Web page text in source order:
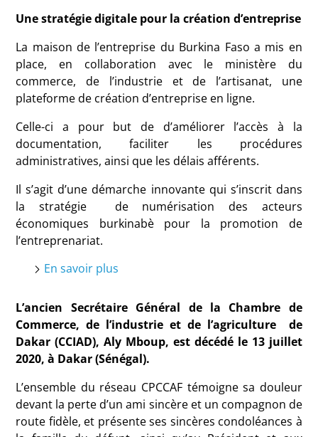
Une stratégie digitale pour la création d’entreprise
La maison de l’entreprise du Burkina Faso a mis en
place, en collaboration avec le ministère du
commerce, de l’industrie et de l’artisanat, une
plateforme de création d’entreprise en ligne.
Celle-ci a pour but de d’améliorer l’accès à la
documentation, faciliter les procédures
administratives, ainsi que les délais afférents.
Il s’agit d’une démarche innovante qui s’inscrit dans
la stratégie de numérisation des acteurs
économiques burkinabè pour la promotion de
l’entreprenariat.
En savoir plus
L’ancien Secrétaire Général de la Chambre de
Commerce, de l’industrie et de l’agriculture de
Dakar (CCIAD), Aly Mboup, est décédé le 13 juillet
2020, à Dakar (Sénégal).
L’ensemble du réseau CPCCAF témoigne sa douleur
devant la perte d’un ami sincère et un compagnon de
route fidèle, et présente ses sincères condoléances à